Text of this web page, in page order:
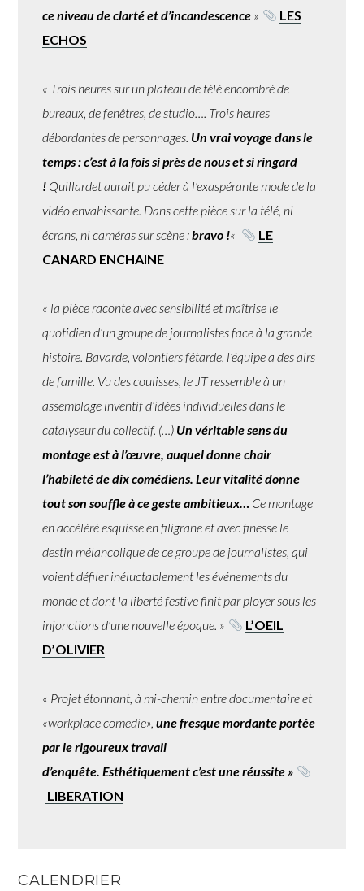
ce niveau de clarté et d’incandescence »
LES
ECHOS
« Trois heures sur un plateau de télé encombré de
bureaux, de fenêtres, de studio…. Trois heures
débordantes de personnages. Un vrai voyage dans le
temps : c’est à la fois si près de nous et si ringard
! Quillardet aurait pu céder à l’exaspérante mode de la
vidéo envahissante. Dans cette pièce sur la télé, ni
écrans, ni caméras sur scène :bravo !«
LE
CANARD ENCHAINE
« la pièce raconte avec sensibilité et maîtrise le
quotidien d’un groupe de journalistes face à la grande
histoire. Bavarde, volontiers fêtarde, l’équipe a des airs
de famille. Vu des coulisses, le JT ressemble à un
assemblage inventif d’idées individuelles dans le
catalyseur du collectif. (…) Un véritable sens du
montage est à l’œuvre, auquel donne chair
l’habileté de dix comédiens. Leur vitalité donne
tout son souffle à ce geste ambitieux… Ce montage
en accéléré esquisse en filigrane et avec finesse le
destin mélancolique de ce groupe de journalistes, qui
voient défiler inéluctablement les événements du
monde et dont la liberté festive finit par ployer sous les
injonctions d’une nouvelle époque. »
L’OEIL
D’OLIVIER
« Projet étonnant, à mi-chemin entre documentaire et
«workplace comedie»,une fresque mordante portée
par le rigoureux travail
d’enquête. Esthétiquement c’est une réussite »
LIBERATION
CALENDRIER